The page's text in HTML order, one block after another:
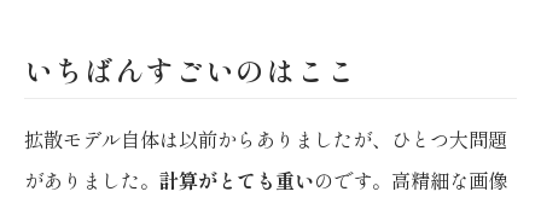
いちばんすごいのはここ
拡散モデル自体は以前からありましたが、ひとつ大問題
がありました。 計算がとても重いのです。高精細な画像